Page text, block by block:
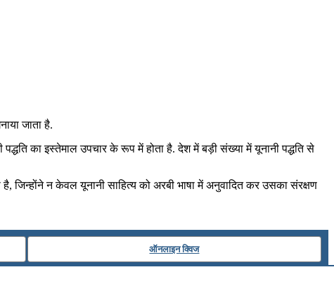
जाता है.
का इस्तेमाल उपचार के रूप में होता है. देश में बड़ी संख्या में यूनानी पद्धति से
जिन्होंने न केवल यूनानी साहित्य को अरबी भाषा में अनुवादित कर उसका संरक्षण
ऑनलाइन क्विज